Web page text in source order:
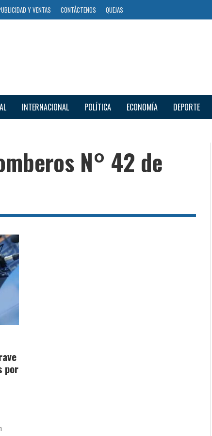
Y VENTAS CONTÁCTENOS QUEJAS
INTERNACIONAL POLÍTICA ECONOMÍA DEPORTE
N° 42 de
por